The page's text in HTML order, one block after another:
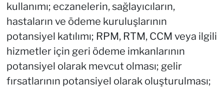
kullanımı; eczanelerin, sağlayıcıların,
hastaların ve ödeme kuruluşlarının
potansiyel katılımı; RPM, RTM, CCM veya ilgili
hizmetler için geri ödeme imkanlarının
potansiyel olarak mevcut olması; gelir
fırsatlarının potansiyel olarak oluşturulması;